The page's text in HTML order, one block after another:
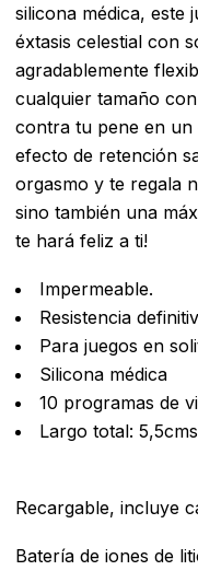
silicona médica, este
éxtasis celestial con
agradablemente
cualquier tamaño
contra tu pene en un
efecto de retención
orgasmo y te regala
sino también una
te hará feliz a ti!
Impermeable.
Resistencia
Para juegos en
Silicona médica
10 programas de
Largo total: 5,5cms
Recargable, incluye
Batería de iones de